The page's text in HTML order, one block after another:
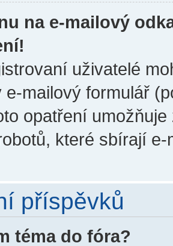
na e-mailový
uživatelé
e-mailový formulář
opatření
které sbírají e-
příspěvků
téma do fóra?